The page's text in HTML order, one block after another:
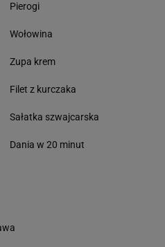
Pierogi
Wołowina
Zupa krem
Filet z kurczaka
Sałatka szwajcarska
Dania w 20 minut